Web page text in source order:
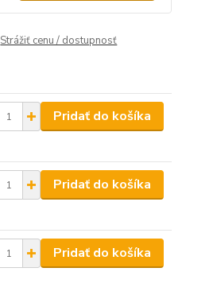
Strážiť cenu / dostupnosť
Pridať do košíka
Pridať do košíka
Pridať do košíka